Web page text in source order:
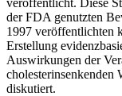
veröffentlicht. Diese
der FDA genutzten
1997 veröffentlichten
Erstellung
Auswirkungen der
diskutiert.